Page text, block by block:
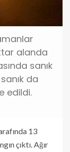
alanda
sanık
da
edildi.
13
çıktı. Ağır